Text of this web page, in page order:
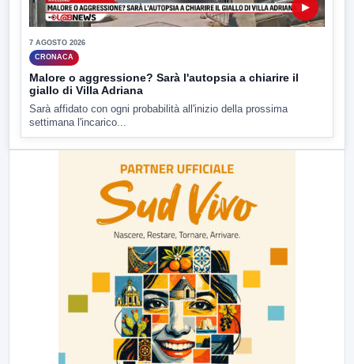
▶
7 AGOSTO 2026
CRONACA
Malore o aggressione? Sarà l'autopsia a chiarire il
giallo di Villa Adriana
Sarà affidato con ogni probabilità all'inizio della prossima
settimana l'incarico...